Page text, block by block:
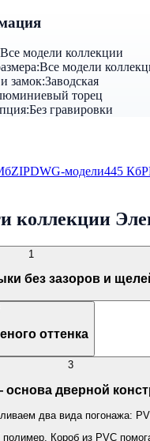
Все модели коллекции
Все модели
замок:Заводская
торец
Без гравировки
ZIPDWG-модели445 Кб
коллекции
1
без зазоров и
оттенка
3
основа дверной
два вида погонажа:
Короб из PVC